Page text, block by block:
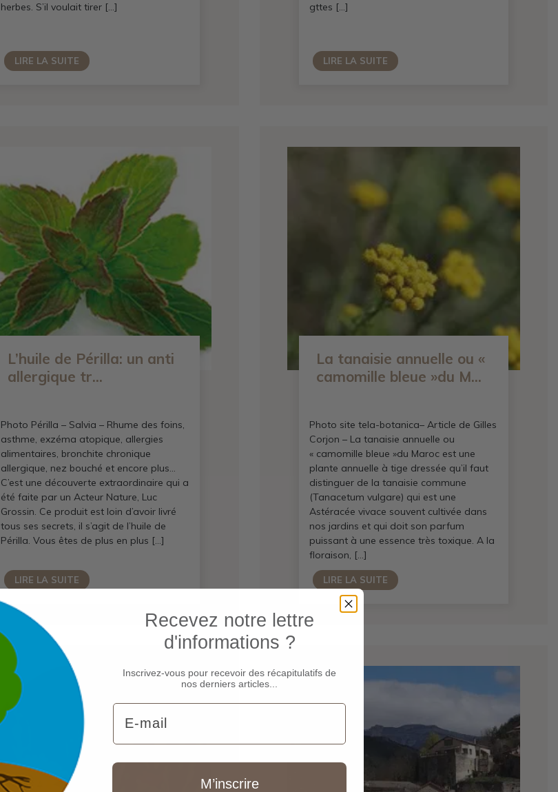
herbes. S’il voulait tirer […]
LIRE LA SUITE
gttes […]
LIRE LA SUITE
L’huile de Périlla: un anti
allergique tr...
Photo Périlla – Salvia – Rhume des foins,
asthme, exzéma atopique, allergies
alimentaires, bronchite chronique
allergique, nez bouché et encore plus…
C’est une découverte extraordinaire qui a
été faite par un Acteur Nature, Luc
Grossin. Ce produit est loin d’avoir livré
tous ses secrets, il s’agit de l’huile de
Périlla. Vous êtes de plus en plus […]
LIRE LA SUITE
La tanaisie annuelle ou «
camomille bleue »du M...
Photo site tela-botanica– Article de Gilles
Corjon – La tanaisie annuelle ou
« camomille bleue »du Maroc est une
plante annuelle à tige dressée qu’il faut
distinguer de la tanaisie commune
(Tanacetum vulgare) qui est une
Astéracée vivace souvent cultivée dans
nos jardins et qui doit son parfum
puissant à une essence très toxique. A la
floraison, […]
LIRE LA SUITE
Recevez notre lettre
d'informations ?
Inscrivez-vous pour recevoir des récapitulatifs de
nos derniers articles...
Email
M’inscrire